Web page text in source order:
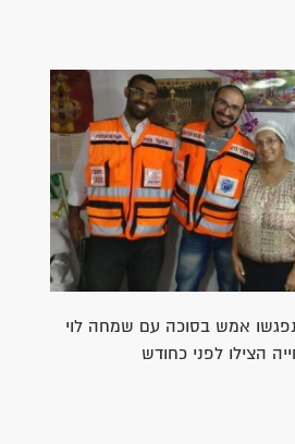
אמש בסוכה עם שמחה לוי
הצילו לפני כחודש